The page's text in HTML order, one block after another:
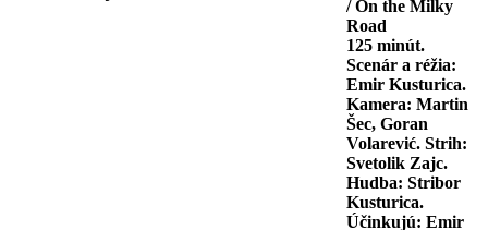
/ On the Milky
Road
125 minút.
Scenár a réžia:
Emir Kusturica.
Kamera: Martin
Šec, Goran
Volarević. Strih:
Svetolik Zajc.
Hudba: Stribor
Kusturica.
Účinkujú: Emir